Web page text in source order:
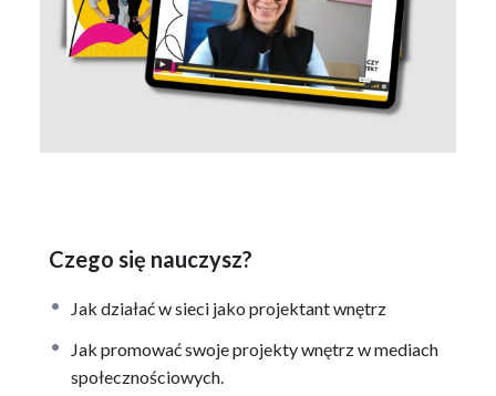
Czego się nauczysz?
Jak działać w sieci jako projektant wnętrz
Jak promować swoje projekty wnętrz w mediach
społecznościowych.